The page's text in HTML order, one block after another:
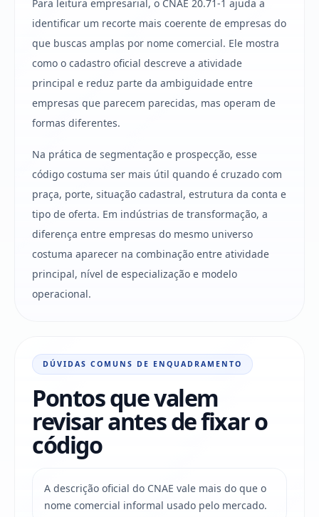
Para leitura empresarial, o CNAE 20.71-1 ajuda a
identificar um recorte mais coerente de empresas do
que buscas amplas por nome comercial. Ele mostra
como o cadastro oficial descreve a atividade
principal e reduz parte da ambiguidade entre
empresas que parecem parecidas, mas operam de
formas diferentes.
Na prática de segmentação e prospecção, esse
código costuma ser mais útil quando é cruzado com
praça, porte, situação cadastral, estrutura da conta e
tipo de oferta. Em indústrias de transformação, a
diferença entre empresas do mesmo universo
costuma aparecer na combinação entre atividade
principal, nível de especialização e modelo
operacional.
DÚVIDAS COMUNS DE ENQUADRAMENTO
Pontos que valem
revisar antes de fixar o
código
A descrição oficial do CNAE vale mais do que o
nome comercial informal usado pelo mercado.